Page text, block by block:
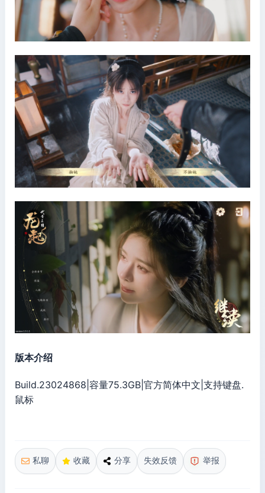
版本介绍
Build.23024868|容量75.3GB|官方简体中文|支持键盘.
鼠标
私聊 收藏 分享 失效反馈 举报